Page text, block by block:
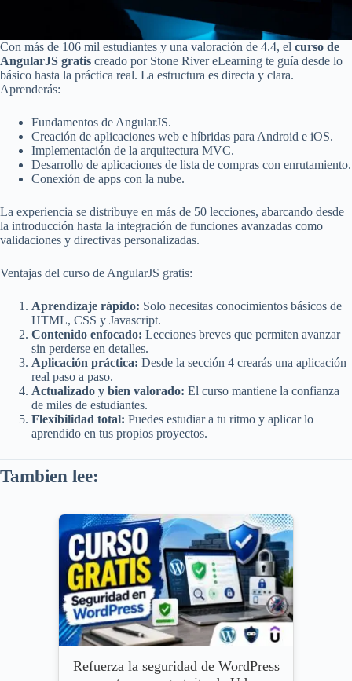
Con más de 106 mil estudiantes y una valoración de 4.4, el curso de
AngularJS gratis creado por Stone River eLearning te guía desde lo
básico hasta la práctica real. La estructura es directa y clara.
Aprenderás:
Fundamentos de AngularJS.
Creación de aplicaciones web e híbridas para Android e iOS.
Implementación de la arquitectura MVC.
Desarrollo de aplicaciones de lista de compras con enrutamiento.
Conexión de apps con la nube.
La experiencia se distribuye en más de 50 lecciones, abarcando desde
la introducción hasta la integración de funciones avanzadas como
validaciones y directivas personalizadas.
Ventajas del curso de AngularJS gratis:
Aprendizaje rápido: Solo necesitas conocimientos básicos de
HTML, CSS y Javascript.
Contenido enfocado: Lecciones breves que permiten avanzar
sin perderse en detalles.
Aplicación práctica: Desde la sección 4 crearás una aplicación
real paso a paso.
Actualizado y bien valorado: El curso mantiene la confianza
de miles de estudiantes.
Flexibilidad total: Puedes estudiar a tu ritmo y aplicar lo
aprendido en tus propios proyectos.
Tambien lee:
Refuerza la seguridad de WordPress